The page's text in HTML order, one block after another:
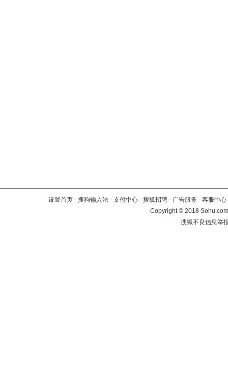
设置首页 - 搜狗输入法 - 支付中心 - 搜狐招聘 - 广告服务 - 客服中心
Copyright©2018
搜狐不良信息举